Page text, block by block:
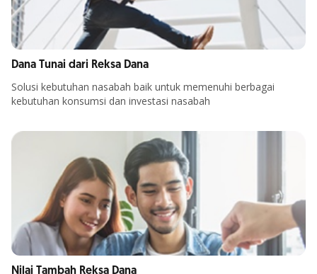
Dana Tunai dari Reksa Dana
Solusi kebutuhan nasabah baik untuk memenuhi berbagai
kebutuhan konsumsi dan investasi nasabah
Nilai Tambah Reksa Dana